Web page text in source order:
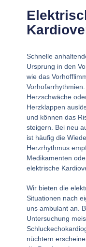
Schnelle
Ursprung in den
wie das
Herzschwäche
Herzklappen
und können das
steigern. Bei neu
ist häufig die
Herzrhythmus
Medikamenten
elektrische
Wir bieten die
Situationen nach
uns ambulant an.
Untersuchung
nüchtern